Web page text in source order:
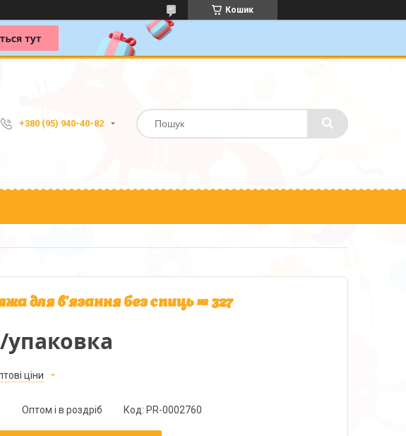
Кошик
+380 (95) 940-40-82
для в'язання без спиць № 327
упаковка
ціни
Оптом і в роздріб Код: PR-0002760